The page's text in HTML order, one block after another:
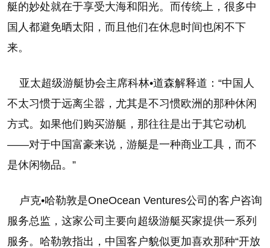
艇的妙处就在于享受大海和阳光。而传统上，很多中
国人都避免晒太阳，而且他们在休息时间也闲不下
来。
亚太超级游艇协会主席科林•道森解释道：“中国人
不太习惯于远离尘嚣，尤其是不习惯欧洲的那种休闲
方式。如果他们购买游艇，那往往是出于其它动机
——对于中国富豪来说，游艇是一种商业工具，而不
是休闲物品。”
卢克•哈勒敦是OneOcean Ventures公司的客户咨询
服务总监，这家公司主要向超级游艇买家提供一系列
服务。哈勒敦指出，中国客户貌似更加喜欢那种“开放